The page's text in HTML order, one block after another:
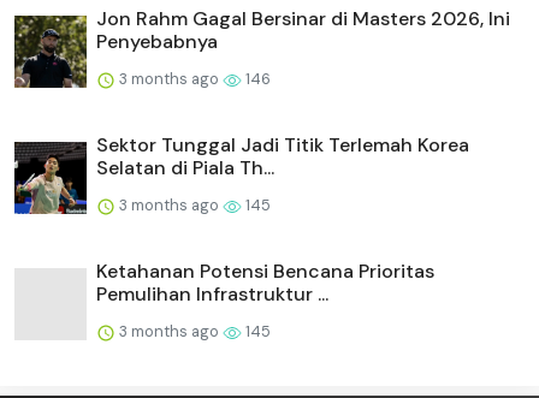
Jon Rahm Gagal Bersinar di Masters 2026, Ini
Penyebabnya
3 months ago 146
Sektor Tunggal Jadi Titik Terlemah Korea
Selatan di Piala Th...
3 months ago 145
Ketahanan Potensi Bencana Prioritas
Pemulihan Infrastruktur ...
3 months ago 145